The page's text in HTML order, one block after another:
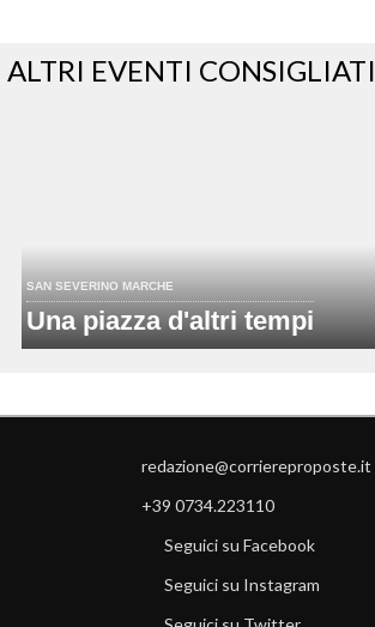
ALTRI EVENTI CONSIGLIATI
SAN SEVERINO MARCHE
Una piazza d'altri tempi
redazione@corriereproposte.it
+39 0734.223110
Seguici su Facebook
Seguici su Instagram